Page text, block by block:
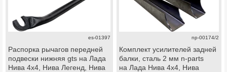
es-01397
Распорка рычагов передней
подвески нижняя gts на Лада
Нива 4х4, Нива Легенд, Нива
np-00174/2
Комплект усилителей задней
балки, сталь 2 мм n-parts
на Лада Нива 4x4, Нива